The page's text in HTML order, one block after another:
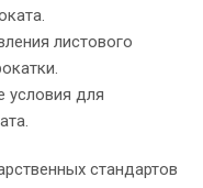
листового
условия для
стандартов